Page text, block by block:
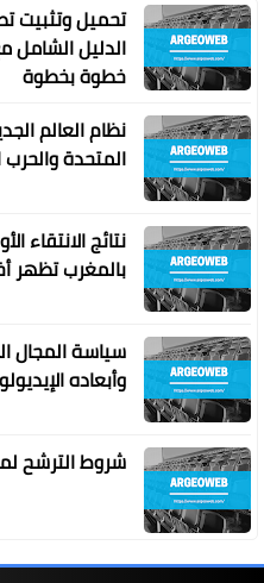
الدليل الشامل
خطوة بخطوة
المتحدة
بالمغرب تظهر
سياسة المجال
وأبعاده
شروط الترشح